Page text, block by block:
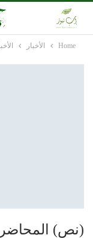
Home الأخبار
(نص) المحاضرة